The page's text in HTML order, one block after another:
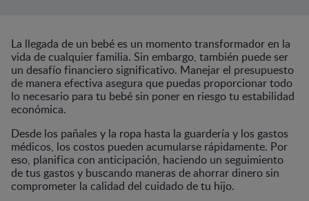
La llegada de un bebé es un momento transformador en la
vida de cualquier familia. Sin embargo, también puede ser
un desafío financiero significativo. Manejar el presupuesto
de manera efectiva asegura que puedas proporcionar todo
lo necesario para tu bebé sin poner en riesgo tu estabilidad
económica.
Desde los pañales y la ropa hasta la guardería y los gastos
médicos, los costos pueden acumularse rápidamente. Por
eso, planifica con anticipación, haciendo un seguimiento
de tus gastos y buscando maneras de ahorrar dinero sin
comprometer la calidad del cuidado de tu hijo.